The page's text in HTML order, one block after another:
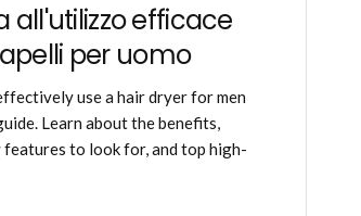
all'utilizzo efficace
per uomo
use a hair dryer for men
Learn about the benefits,
features to look for, and top high-